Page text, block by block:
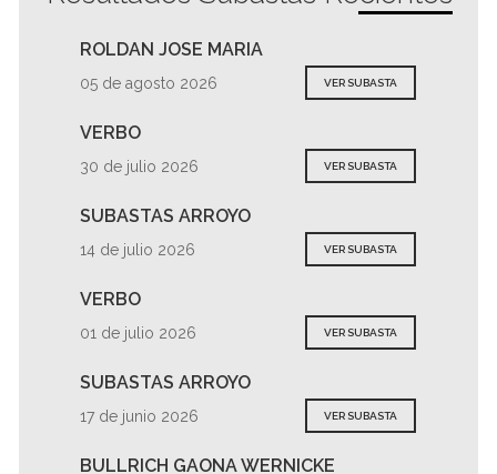
ROLDAN JOSE MARIA
05 de agosto 2026 VER SUBASTA
VERBO
30 de julio 2026 VER SUBASTA
SUBASTAS ARROYO
14 de julio 2026 VER SUBASTA
VERBO
01 de julio 2026 VER SUBASTA
SUBASTAS ARROYO
17 de junio 2026 VER SUBASTA
BULLRICH GAONA WERNICKE